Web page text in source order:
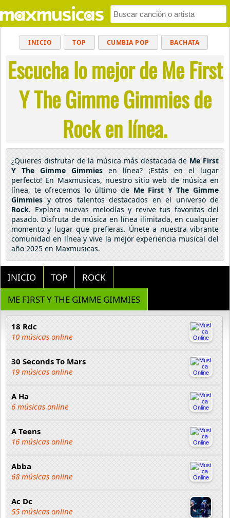
INICIO TOP CUMBIA POP BACHATA
MUSICA CRISTIANA REGGAETON
BALADAS ALTERNATIVO ELECTRÓNICA
CUMBIAS
Escucha lo mejor de Me First
Y The Gimme Gimmies de
Rock en línea.
¿Quieres disfrutar de la música más destacada de Me First
Y The Gimme Gimmies en línea? ¡Estás en el lugar
perfecto! En Maxmusicas, nuestro sitio web de música en
línea, te ofrecemos lo último de Me First Y The Gimme
Gimmies y otros talentos destacados en el universo de
Rock. Explora nuevas melodías y revive tus favoritas del
pasado. Disfruta de música en línea ilimitada, en cualquier
momento y lugar que prefieras. Únete a nuestra vibrante
comunidad en línea y vive la mejor experiencia musical del
año 2025 en Maxmusicas.
INICIO TOP
ROCK
ME FIRST Y THE GIMME GIMMIES
18 Rdc
10 músicas online
30 Seconds To Mars
19 músicas online
A Ha
6 músicas online
A Teens
16 músicas online
Abba
68 músicas online
Ac Dc
55 músicas online